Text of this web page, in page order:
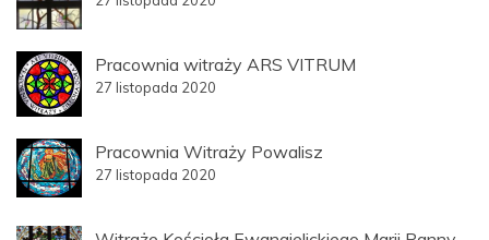
Pracownia witraży ARS VITRUM
27 listopada 2020
Pracownia Witraży Powalisz
27 listopada 2020